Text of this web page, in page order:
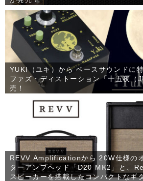
YUKI（ユキ）から ベースサウンドに
ファズ・ディストーション「十五夜（
売！
REVV Amplificationから 20W仕様の
ターアンプヘッド「D20 MK2」と、
スピーカーを搭載したコンパクトなギ